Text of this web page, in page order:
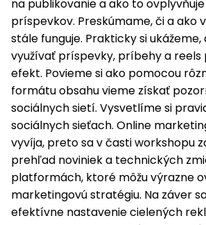
na publikovanie a ako to
príspevkov. Preskúmame, či a ako
stále funguje. Prakticky si
využívať príspevky, príbehy a reels
efekt. Povieme si ako pomocou
formátu obsahu vieme získať
sociálnych sietí. Vysvetlíme si
sociálnych sieťach. Online
vyvíja, preto sa v časti workshopu
prehľad noviniek a technických
platformách, ktoré môžu výrazne
marketingovú stratégiu. Na záver
efektívne nastavenie cielených